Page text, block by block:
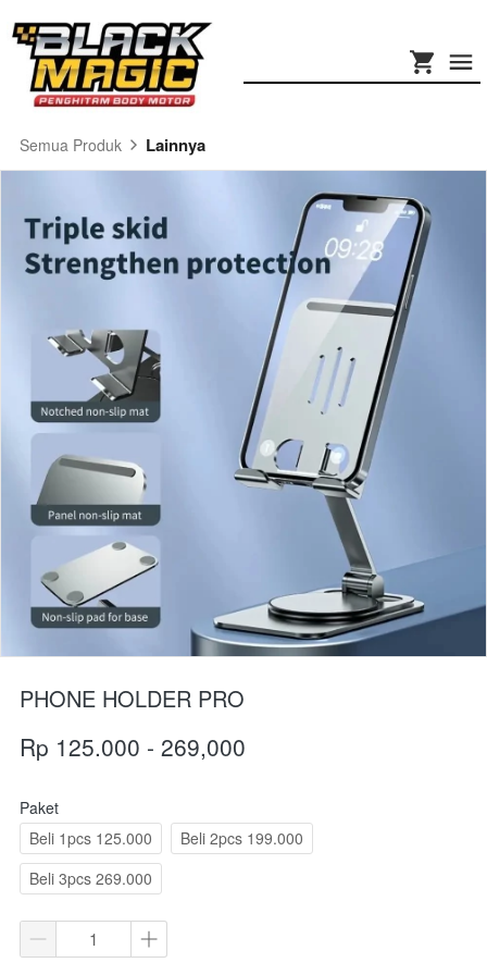
Semua Produk Lainnya
PHONE HOLDER PRO
Rp 125.000 - 269,000
Paket
Beli 1pcs 125.000
Beli 2pcs 199.000
Beli 3pcs 269.000